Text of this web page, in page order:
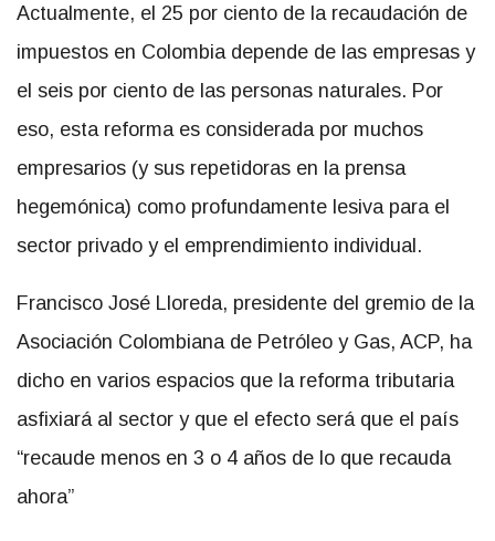
Actualmente, el 25 por ciento de la recaudación de
impuestos en Colombia depende de las empresas y
el seis por ciento de las personas naturales. Por
eso, esta reforma es considerada por muchos
empresarios (y sus repetidoras en la prensa
hegemónica) como profundamente lesiva para el
sector privado y el emprendimiento individual.
Francisco José Lloreda, presidente del gremio de la
Asociación Colombiana de Petróleo y Gas, ACP, ha
dicho en varios espacios que la reforma tributaria
asfixiará al sector y que el efecto será que el país
“recaude menos en 3 o 4 años de lo que recauda
ahora”